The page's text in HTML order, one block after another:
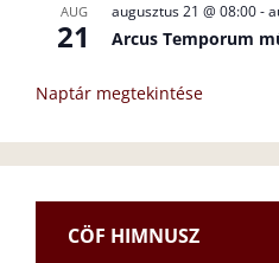
AUG
21
augusztus 21 @ 08:00-
Arcus Temporum
Naptár megtekintése
CÖF HIMNUSZ